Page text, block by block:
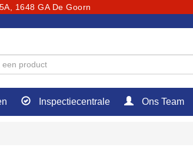
1648 GA De Goorn
Inspectiecentrale Ons Team